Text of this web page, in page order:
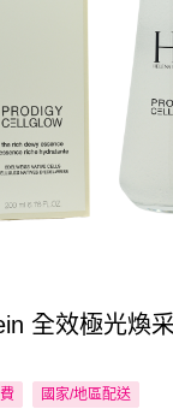
全效極光煥
國家/地區配送